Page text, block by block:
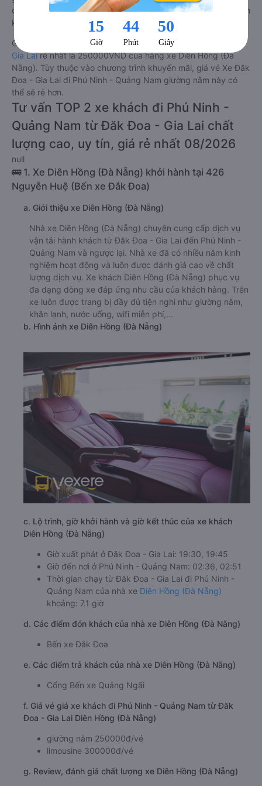
đánh giá trung bình từ 4.8/5 dựa trên 6282 phản hồi của hành
khách Xe về Phú Ninh - Quảng Nam từ Đăk Đoa - Gia Lai.
Giá vé
xe giường nằm đi Phú Ninh - Quảng Nam từ Đăk Đoa -
Gia Lairẻ nhất là 250000VND của hãng xe Diên Hồng (Đà
Nẵng). Tùy thuộc vào chương trình khuyến mãi, giá vé Xe Đăk
Đoa - Gia Lai đi Phú Ninh - Quảng Nam giường nằm này có
thể sẽ rẻ hơn.
Tư vấn TOP 2 xe khách đi Phú Ninh -
Quảng Nam từ Đăk Đoa - Gia Lai chất
lượng cao, uy tín, giá rẻ nhất 08/2026
null
🚌 1. Xe Diên Hồng (Đà Nẵng) khởi hành tại 426
Nguyễn Huệ (Bến xe Đắk Đoa)
a. Giới thiệu xe Diên Hồng (Đà Nẵng)
Nhà xe Diên Hồng (Đà Nẵng) chuyên cung cấp dịch vụ
vận tải hành khách từ Đăk Đoa - Gia Lai đến Phú Ninh -
Quảng Nam và ngược lại. Nhà xe đã có nhiều năm kinh
nghiệm hoạt động và luôn được đánh giá cao về chất
lượng dịch vụ. Xe khách Diên Hồng (Đà Nẵng) phục vụ
đa dạng dòng xe đáp ứng nhu cầu của khách hàng. Trên
xe luôn được trang bị đầy đủ tiện nghi như giường nằm,
khăn lạnh, nước uống, wifi miễn phí,...
b. Hình ảnh xe Diên Hồng (Đà Nẵng)
c. Lộ trình, giờ khởi hành và giờ kết thúc của xe khách
Diên Hồng (Đà Nẵng)
Giờ xuất phát ở Đăk Đoa - Gia Lai: 19:30, 19:45
Giờ đến nơi ở Phú Ninh - Quảng Nam: 02:36, 02:51
Thời gian chạy từ Đăk Đoa - Gia Lai đi Phú Ninh -
Quảng Nam của nhà xe Diên Hồng (Đà Nẵng)
khoảng: 7.1 giờ
d. Các điểm đón khách của nhà xe Diên Hồng (Đà Nẵng)
Bến xe Đắk Đoa
e. Các điểm trả khách của nhà xe Diên Hồng (Đà Nẵng)
Cổng Bến xe Quảng Ngãi
f. Giá vé giá xe khách đi Phú Ninh - Quảng Nam từ Đăk
Đoa - Gia Lai Diên Hồng (Đà Nẵng)
giường nằm 250000đ/vé
limousine 300000đ/vé
g. Review, đánh giá chất lượng xe Diên Hồng (Đà Nẵng)